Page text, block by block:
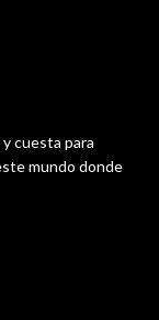
cuesta para
mundo donde